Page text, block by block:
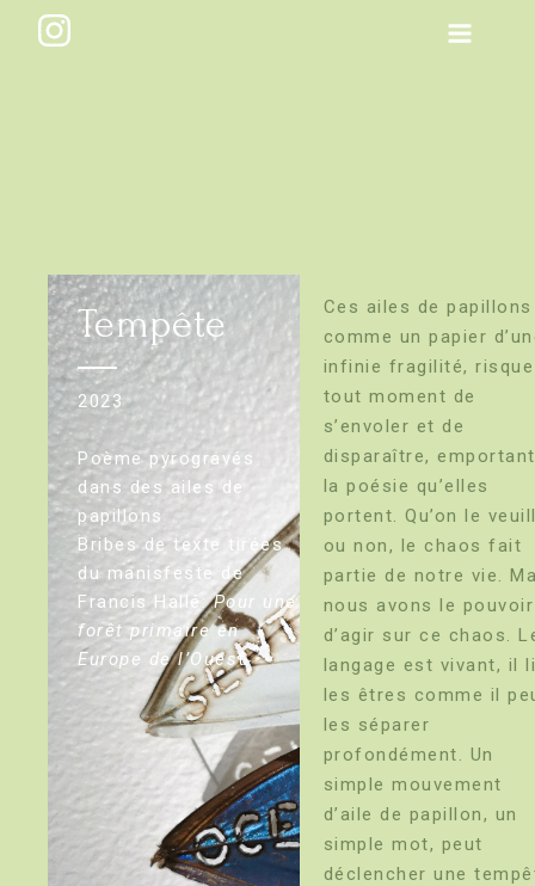
Main
Tempête
2023
Poème pyrogravés
dans des ailes de
papillons
Bribes de texte tirées
du manisfeste de
Francis Hallé:Pour une
forêt primaire en
Europe de l’Ouest.
Ces ailes de papillons
comme un papier
infinie fragilité,
tout moment de
s’envoler et de
disparaître, emportant
la poésie qu’elles
portent. Qu’on le
ou non, le chaos fait
partie de notre vie.
nous avons le pouvoir
d’agir sur ce chaos.
langage est vivant, il
les êtres comme il
les séparer
profondément. Un
simple mouvement
d’aile de papillon, un
simple mot, peut
déclencher une